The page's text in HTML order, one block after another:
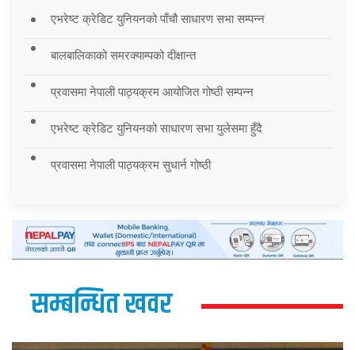
एभरेष्ट क्रेडिट युनियनको पाँचौ साधारण सभा सम्पन्न
बालबालिकाको समरक्याम्पको दीक्षान्त
प्रवासमा नेपाली पाठ्यक्रम आयोजित गोष्ठी सम्पन्न
एभरेष्ट क्रेडिट युनियनको साधारण सभा युलेसमा हुँदै
प्रवासमा नेपाली पाठ्यक्रम सुधार्न गोष्ठी
सम्बन्धित खवर